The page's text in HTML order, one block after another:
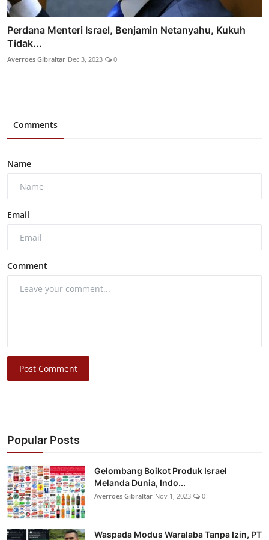
Perdana Menteri Israel, Benjamin Netanyahu, Kukuh
Tidak...
Averroes Gibraltar Dec 3, 2023 0
Comments
Name
Email
Comment
Post Comment
Popular Posts
Gelombang Boikot Produk Israel
Melanda Dunia, Indo...
Averroes Gibraltar Nov 1, 2023 0
Waspada Modus Waralaba Tanpa Izin, PT